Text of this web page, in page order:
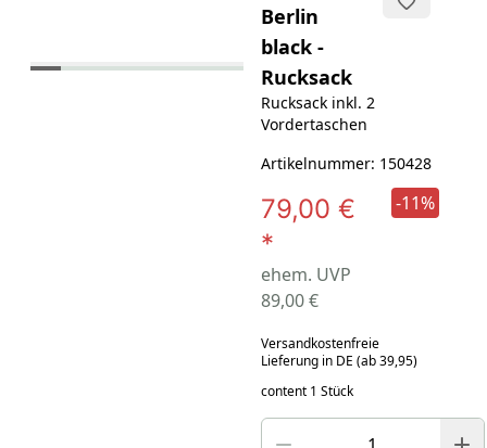
Berlin
black -
Rucksack
Rucksack inkl. 2
Vordertaschen
Artikelnummer: 150428
79,00 €
*
ehem. UVP
89,00 €
-11%
Versandkostenfreie
Lieferung in DE (ab 39,95)
content 1 Stück